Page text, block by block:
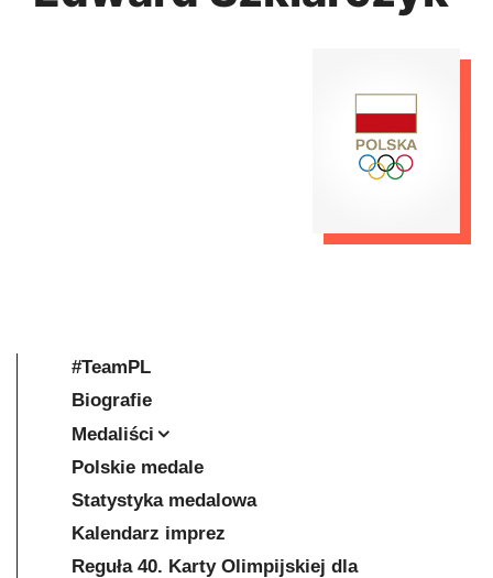
#TeamPL
Biografie
Medaliści
Polskie medale
Statystyka medalowa
Kalendarz imprez
Reguła 40. Karty Olimpijskiej dla